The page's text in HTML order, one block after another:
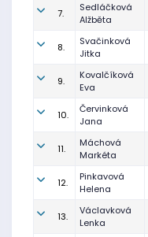
7.
Sedláčková
Alžběta
8.
Svačinková
Jitka
9.
Kovalčíková
Eva
10.
Červinková
Jana
11.
Máchová
Markéta
12.
Pinkavová
Helena
13.
Václavková
Lenka